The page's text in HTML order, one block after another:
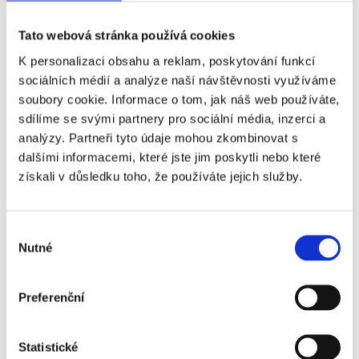
Tato webová stránka používá cookies
K personalizaci obsahu a reklam, poskytování funkcí
sociálních médií a analýze naší návštěvnosti využíváme
soubory cookie. Informace o tom, jak náš web používáte,
sdílíme se svými partnery pro sociální média, inzerci a
analýzy. Partneři tyto údaje mohou zkombinovat s
dalšími informacemi, které jste jim poskytli nebo které
získali v důsledku toho, že používáte jejich služby.
souhlasu
Nutné
Preferenční
Statistické
AC Milán - Como 1907
- 4. kategorie
+0 Kč
AC Milán - Como 1907
- 5. kategorie
+40 Kč
AC Milán - Como 1907
- 3. kategorie
+320 Kč
AC Milán - Como 1907
Premium
+980 Kč
- 1. kategorie